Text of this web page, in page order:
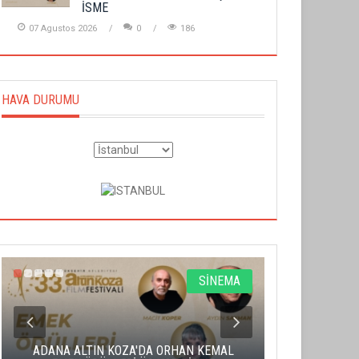
İSME
07 Agustos 2026 0 186
HAVA DURUMU
SİNEMA
ADANA ALTIN KOZA'DA ORHAN KEMAL